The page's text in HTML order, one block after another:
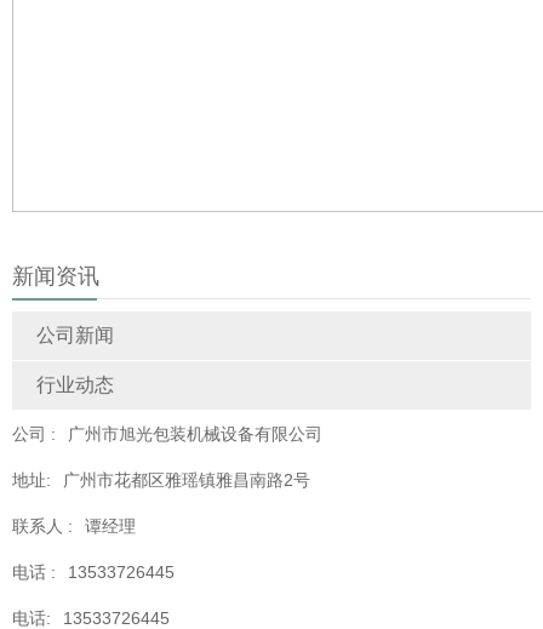
新闻资讯
公司新闻
行业动态
公司 : 广州市旭光包装机械设备有限公司
地址: 广州市花都区雅瑶镇雅昌南路2号
联系人 : 谭经理
电话 : 13533726445
电话: 13533726445